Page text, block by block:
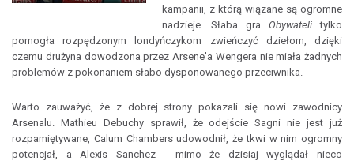
kampanii, z którą wiązane są ogromne
nadzieje. Słaba gra Obywateli tylko
pomogła rozpędzonym londyńczykom zwieńczyć dziełom, dzięki
czemu drużyna dowodzona przez Arsene'a Wengera nie miała żadnych
problemów z pokonaniem słabo dysponowanego przeciwnika.
Warto zauważyć, że z dobrej strony pokazali się nowi zawodnicy
Arsenalu. Mathieu Debuchy sprawił, że odejście Sagni nie jest już
rozpamiętywane, Calum Chambers udowodnił, że tkwi w nim ogromny
potencjał, a Alexis Sanchez - mimo że dzisiaj wyglądał nieco